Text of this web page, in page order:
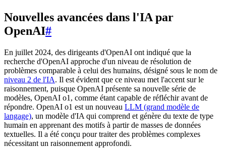
Nouvelles avancées dans l'IA par
OpenAI#
En juillet 2024, des dirigeants d'OpenAI ont indiqué que la
recherche d'OpenAI approche d'un niveau de résolution de
problèmes comparable à celui des humains, désigné sous le nom de
niveau 2 de l'IA. Il est évident que ce niveau met l'accent sur le
raisonnement, puisque OpenAI présente sa nouvelle série de
modèles, OpenAI o1, comme étant capable de réfléchir avant de
répondre. OpenAI o1 est un nouveau LLM (grand modèle de
langage), un modèle d'IA qui comprend et génère du texte de type
humain en apprenant des motifs à partir de masses de données
textuelles. Il a été conçu pour traiter des problèmes complexes
nécessitant un raisonnement approfondi.